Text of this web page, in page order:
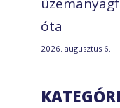
óta
2026. augusztus 6.